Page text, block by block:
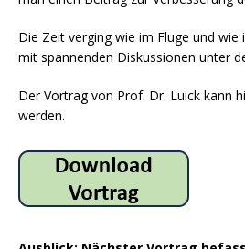
Die Zeit verging wie im Fluge und wie
mit spannenden Diskussionen unter
Der Vortrag von Prof. Dr. Luick kann
werden.